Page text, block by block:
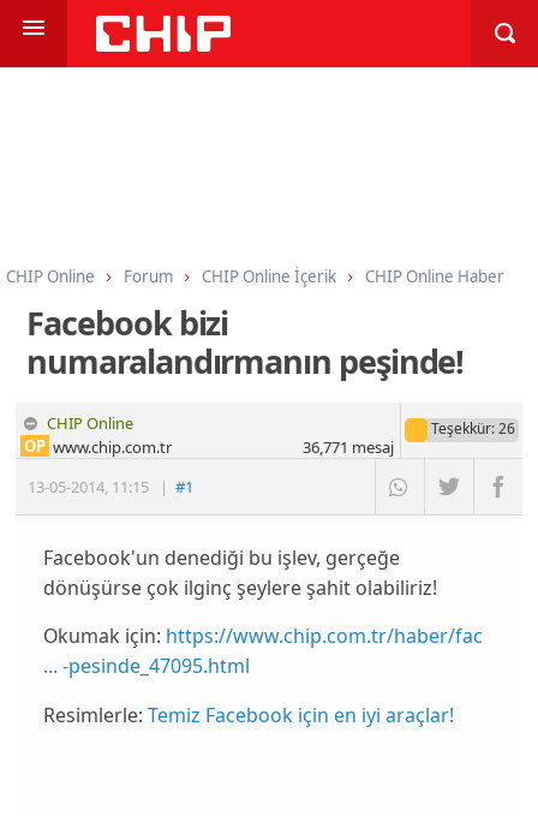
CHIP Online Forum CHIP Online İçerik CHIP Online Haber
Facebook bizi
numaralandırmanın peşinde!
CHIP Online
13-05-2014, 11:15 |#1
OP www.chip.com.tr
Teşekkür: 26
36,771 mesaj
Facebook'un denediği bu işlev, gerçeğe
dönüşürse çok ilginç şeylere şahit olabiliriz!
Okumak için: https://www.chip.com.tr/haber/fac
... -pesinde_47095.html
Resimlerle: Temiz Facebook için en iyi araçlar!